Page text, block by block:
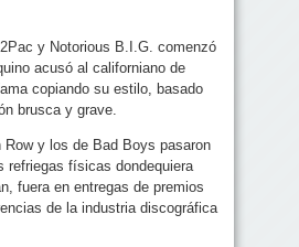
y Notorious B.I.G. comenzó
acusó al californiano de
copiando su estilo, basado
brusca y grave.
Row y los de Bad Boys pasaron
refriegas físicas dondequiera
fuera en entregas de premios
de la industria discográfica